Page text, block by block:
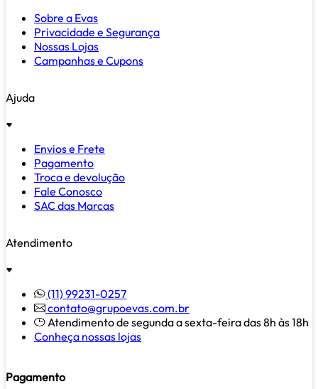
Sobre a Evas
Privacidade e Segurança
Nossas Lojas
Campanhas e Cupons
Ajuda
Envios e Frete
Pagamento
Troca e devolução
Fale Conosco
SAC das Marcas
Atendimento
(11) 99231-0257
contato@grupoevas.com.br
Atendimento de segunda a sexta-feira das 8h às 18h
Conheça nossas lojas
Pagamento